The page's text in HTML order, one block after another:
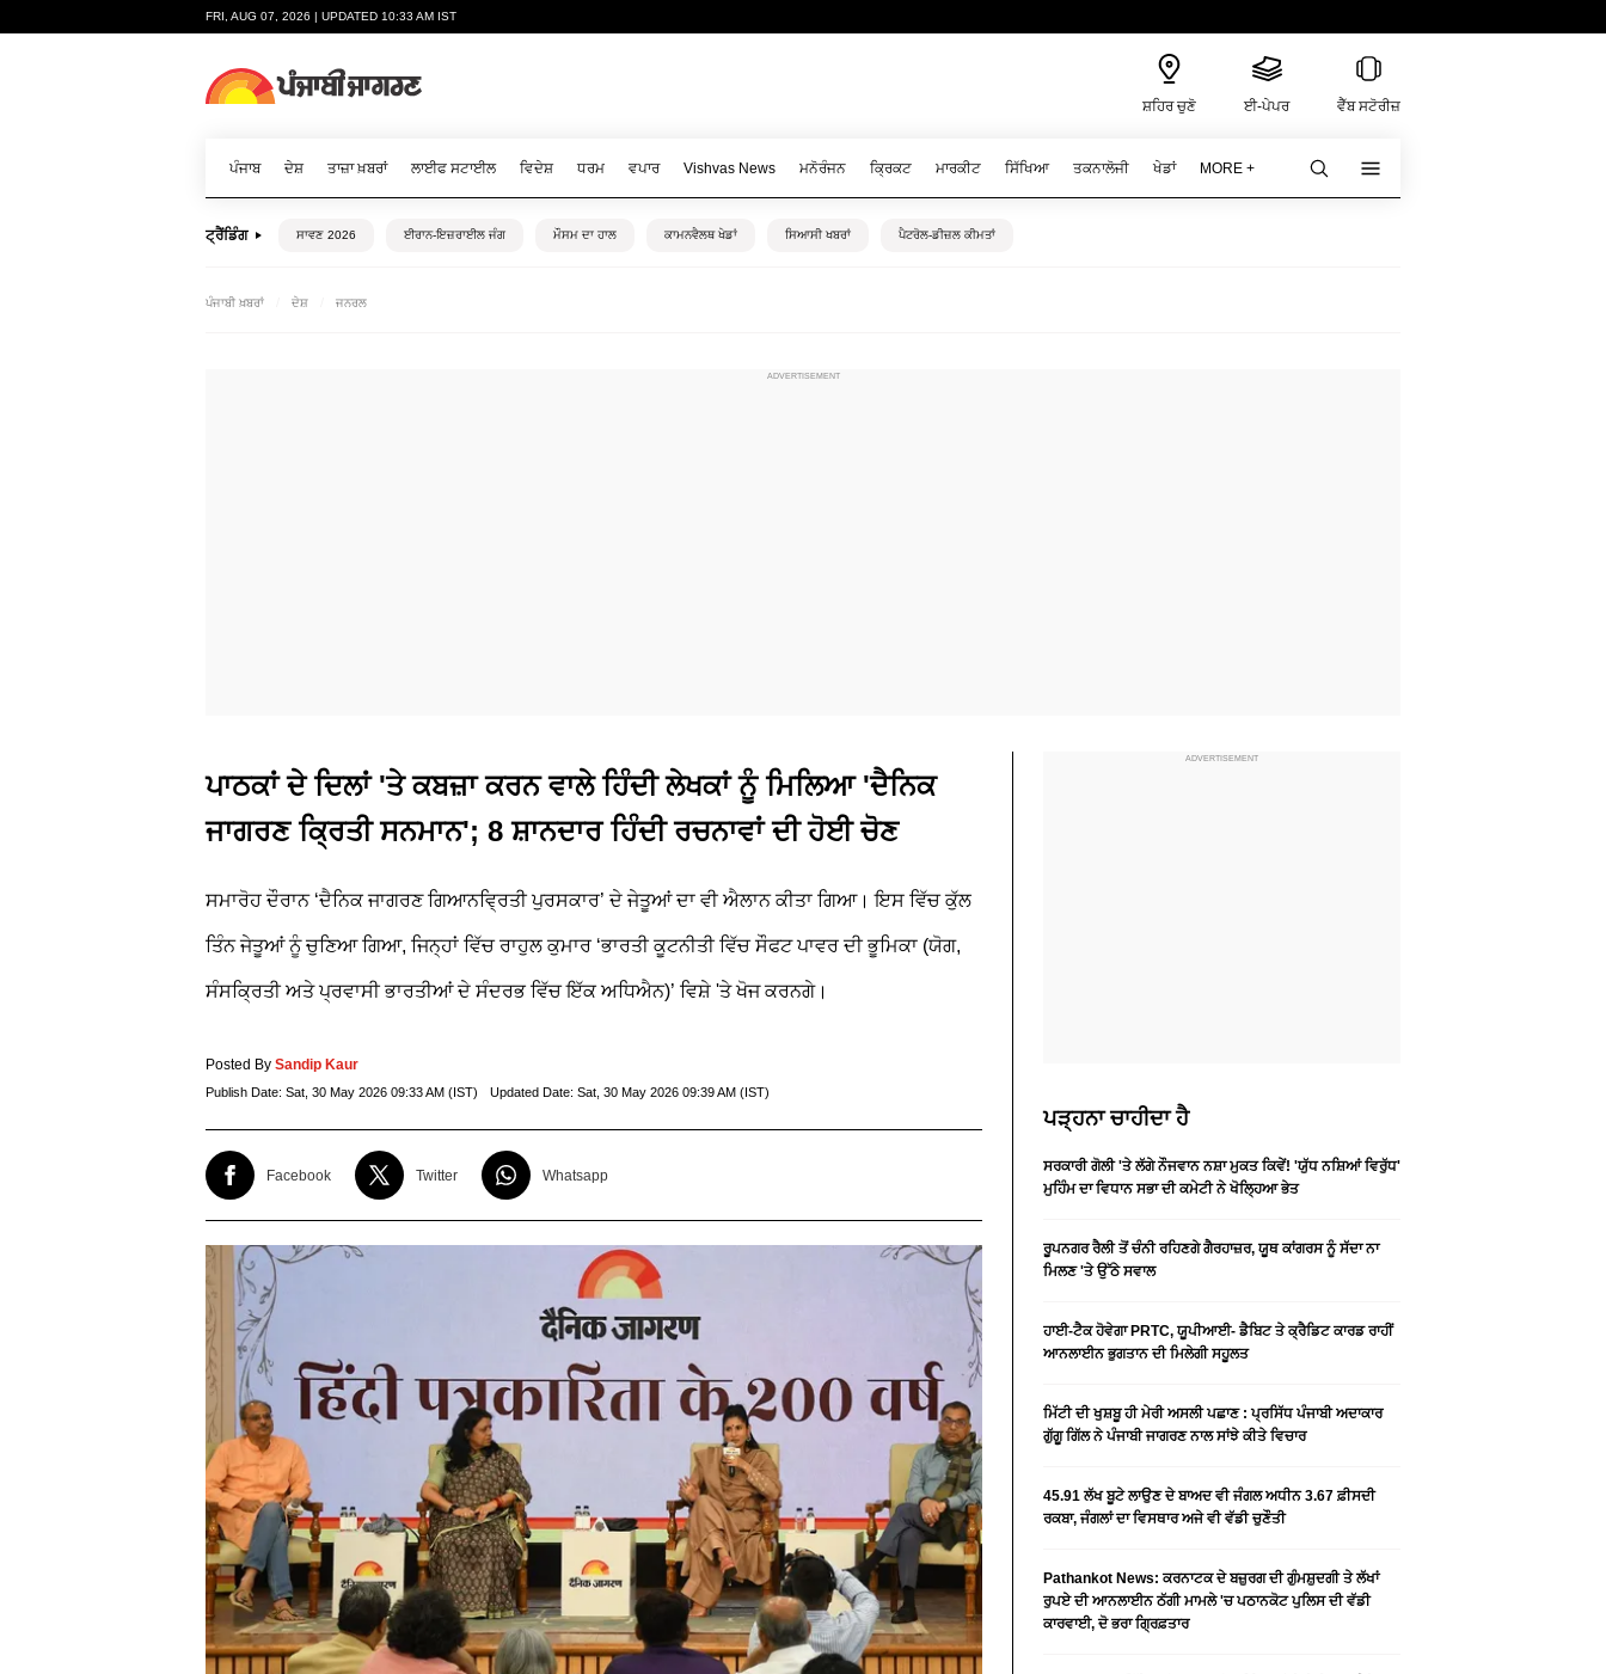
FRI, AUG 07, 2026 | UPDATED 10:33 AM IST
ਸ਼ਹਿਰ ਚੁਣੋ ਈ-ਪੇਪਰ ਵੈੱਬ ਸਟੋਰੀਜ਼
ਪੰਜਾਬ ਦੇਸ਼ ਤਾਜ਼ਾ ਖ਼ਬਰਾਂ ਲਾਈਫ ਸਟਾਈਲ ਵਿਦੇਸ਼ ਧਰਮ ਵਪਾਰ Vishvas News ਮਨੋਰੰਜਨ ਕ੍ਰਿਕਟ ਮਾਰਕੀਟ ਸਿੱਖਿਆ ਤਕਨਾਲੋਜੀ ਖੇਡਾਂ MORE +
ਟ੍ਰੈਂਡਿੰਗ ਸਾਵਣ 2026 ਈਰਾਨ-ਇਜ਼ਰਾਈਲ ਜੰਗ ਮੌਸਮ ਦਾ ਹਾਲ ਕਾਮਨਵੈਲਥ ਖੇਡਾਂ ਸਿਆਸੀ ਖਬਰਾਂ ਪੈਟਰੋਲ-ਡੀਜ਼ਲ ਕੀਮਤਾਂ
ਪੰਜਾਬੀ ਖ਼ਬਰਾਂ ਦੇਸ਼ ਜਨਰਲ
ਪਾਠਕਾਂ ਦੇ ਦਿਲਾਂ 'ਤੇ ਕਬਜ਼ਾ ਕਰਨ ਵਾਲੇ ਹਿੰਦੀ ਲੇਖਕਾਂ ਨੂੰ ਮਿਲਿਆ 'ਦੈਨਿਕ
ਜਾਗਰਣ ਕ੍ਰਿਤੀ ਸਨਮਾਨ'; 8 ਸ਼ਾਨਦਾਰ ਹਿੰਦੀ ਰਚਨਾਵਾਂ ਦੀ ਹੋਈ ਚੋਣ
ਸਮਾਰੋਹ ਦੌਰਾਨ ‘ਦੈਨਿਕ ਜਾਗਰਣ ਗਿਆਨਵ੍ਰਿਤੀ ਪੁਰਸਕਾਰ’ ਦੇ ਜੇਤੂਆਂ ਦਾ ਵੀ ਐਲਾਨ ਕੀਤਾ ਗਿਆ। ਇਸ ਵਿੱਚ ਕੁੱਲ
ਤਿੰਨ ਜੇਤੂਆਂ ਨੂੰ ਚੁਣਿਆ ਗਿਆ, ਜਿਨ੍ਹਾਂ ਵਿੱਚ ਰਾਹੁਲ ਕੁਮਾਰ ‘ਭਾਰਤੀ ਕੂਟਨੀਤੀ ਵਿੱਚ ਸੌਫਟ ਪਾਵਰ ਦੀ ਭੂਮਿਕਾ (ਯੋਗ,
ਸੰਸਕ੍ਰਿਤੀ ਅਤੇ ਪ੍ਰਵਾਸੀ ਭਾਰਤੀਆਂ ਦੇ ਸੰਦਰਭ ਵਿੱਚ ਇੱਕ ਅਧਿਐਨ)’ ਵਿਸ਼ੇ 'ਤੇ ਖੋਜ ਕਰਨਗੇ।
Posted By Sandip Kaur
Publish Date: Sat, 30 May 2026 09:33 AM (IST) Updated Date: Sat, 30 May 2026 09:39 AM (IST)
Facebook Twitter Whatsapp
ਪੜ੍ਹਨਾ ਚਾਹੀਦਾ ਹੈ
ਸਰਕਾਰੀ ਗੋਲੀ 'ਤੇ ਲੱਗੇ ਨੌਜਵਾਨ ਨਸ਼ਾ ਮੁਕਤ ਕਿਵੇਂ! 'ਯੁੱਧ ਨਸ਼ਿਆਂ ਵਿਰੁੱਧ'
ਮੁਹਿੰਮ ਦਾ ਵਿਧਾਨ ਸਭਾ ਦੀ ਕਮੇਟੀ ਨੇ ਖੋਲ੍ਹਿਆ ਭੇਤ
ਰੂਪਨਗਰ ਰੈਲੀ ਤੋਂ ਚੰਨੀ ਰਹਿਣਗੇ ਗੈਰਹਾਜ਼ਰ, ਯੂਥ ਕਾਂਗਰਸ ਨੂੰ ਸੱਦਾ ਨਾ
ਮਿਲਣ 'ਤੇ ਉੱਠੇ ਸਵਾਲ
ਹਾਈ-ਟੈਕ ਹੋਵੇਗਾ PRTC, ਯੂਪੀਆਈ- ਡੈਬਿਟ ਤੇ ਕ੍ਰੈਡਿਟ ਕਾਰਡ ਰਾਹੀਂ
ਆਨਲਾਈਨ ਭੁਗਤਾਨ ਦੀ ਮਿਲੇਗੀ ਸਹੂਲਤ
ਮਿੱਟੀ ਦੀ ਖੁਸ਼ਬੂ ਹੀ ਮੇਰੀ ਅਸਲੀ ਪਛਾਣ : ਪ੍ਰਸਿੱਧ ਪੰਜਾਬੀ ਅਦਾਕਾਰ
ਗੁੱਗੂ ਗਿੱਲ ਨੇ ਪੰਜਾਬੀ ਜਾਗਰਣ ਨਾਲ ਸਾਂਝੇ ਕੀਤੇ ਵਿਚਾਰ
45.91 ਲੱਖ ਬੂਟੇ ਲਾਉਣ ਦੇ ਬਾਅਦ ਵੀ ਜੰਗਲ ਅਧੀਨ 3.67 ਫ਼ੀਸਦੀ
ਰਕਬਾ, ਜੰਗਲਾਂ ਦਾ ਵਿਸਥਾਰ ਅਜੇ ਵੀ ਵੱਡੀ ਚੁਣੌਤੀ
Pathankot News: ਕਰਨਾਟਕ ਦੇ ਬਜ਼ੁਰਗ ਦੀ ਗੁੰਮਸ਼ੁਦਗੀ ਤੇ ਲੱਖਾਂ
ਰੁਪਏ ਦੀ ਆਨਲਾਈਨ ਠੱਗੀ ਮਾਮਲੇ 'ਚ ਪਠਾਨਕੋਟ ਪੁਲਿਸ ਦੀ ਵੱਡੀ
ਕਾਰਵਾਈ, ਦੋ ਭਰਾ ਗ੍ਰਿਫ਼ਤਾਰ